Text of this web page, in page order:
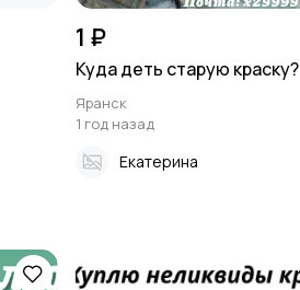
1 ₽
Куда деть старую краску?
Яранск
1 год назад
Екатерина